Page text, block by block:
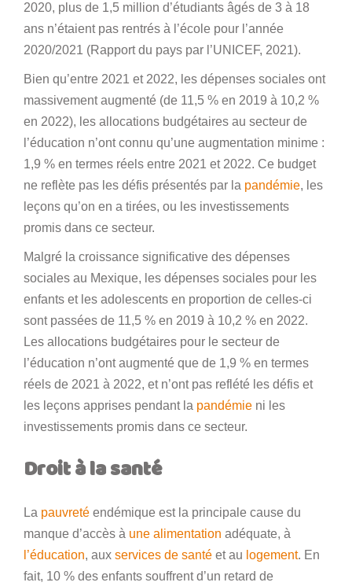
2020, plus de 1,5 million d’étudiants âgés de 3 à 18
ans n’étaient pas rentrés à l’école pour l’année
2020/2021 (Rapport du pays par l’UNICEF, 2021).
Bien qu’entre 2021 et 2022, les dépenses sociales ont
massivement augmenté (de 11,5 % en 2019 à 10,2 %
en 2022), les allocations budgétaires au secteur de
l’éducation n’ont connu qu’une augmentation minime :
1,9 % en termes réels entre 2021 et 2022. Ce budget
ne reflète pas les défis présentés par la pandémie, les
leçons qu’on en a tirées, ou les investissements
promis dans ce secteur.
Malgré la croissance significative des dépenses
sociales au Mexique, les dépenses sociales pour les
enfants et les adolescents en proportion de celles-ci
sont passées de 11,5 % en 2019 à 10,2 % en 2022.
Les allocations budgétaires pour le secteur de
l’éducation n’ont augmenté que de 1,9 % en termes
réels de 2021 à 2022, et n’ont pas reflété les défis et
les leçons apprises pendant la pandémie ni les
investissements promis dans ce secteur.
Droit à la santé
La pauvreté endémique est la principale cause du
manque d’accès à une alimentation adéquate, à
l’éducation, aux services de santé et au logement. En
fait, 10 % des enfants souffrent d’un retard de